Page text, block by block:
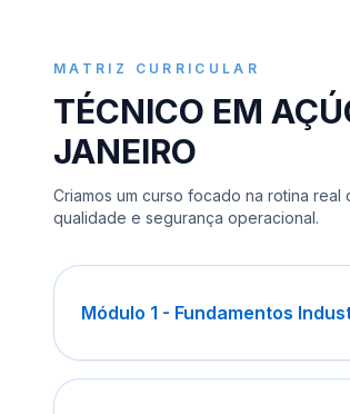
MATRIZ CURRICULAR
TÉCNICO EM
JANEIRO
Criamos um curso focado na rotina
qualidade e segurança operacional.
Módulo 1 - Fundamentos